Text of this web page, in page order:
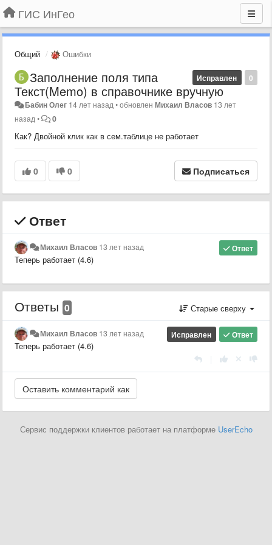
ГИС ИнГео
Общий Ошибки
0
Исправлен
Заполнение поля типа
Текст(Memo) в справочнике вручную
Бабин Олег 14 лет назад •обновленМихаил Власов 13 лет
назад • 0
Как? Двойной клик как в сем.таблице не работает
0 0 Подписаться
Ответ
Ответ
Михаил Власов 13 лет назад
Теперь работает (4.6)
Ответы 0 Старые сверху
Ответ
Исправлен
Михаил Власов 13 лет назад
Теперь работает (4.6)
Сервис поддержки клиентов работает на платформе UserEcho